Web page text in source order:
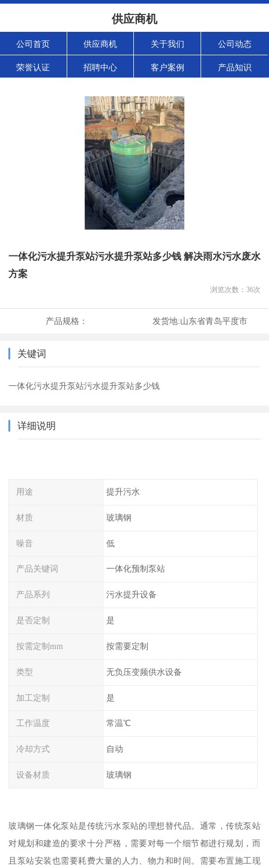
供应商机
公司首页 供应商机 关于我们 公司动态
荣誉认证 招聘中心 客户案例 产品知识
一体化污水提升泵站污水提升泵站多少钱 解决雨水污水废水
方案
浏览次数： 36次
产品规格： 发货地:山东省青岛平度市
关键词
一体化污水提升泵站污水提升泵站多少钱
详细说明
用途 提升污水
材质 玻璃钢
噪音 低
产品关键词 一体化预制泵站
产品系列 污水提升设备
是否定制 是
按需定制mm 按需要定制
类型 无负压变频供水设备
加工定制 是
工作温度 常温℃
冷却方式 自动
设备材质 玻璃钢
玻璃钢一体化泵站是传统污水泵站的理想替代品。通常，传统泵站
对规划和建造的要求十分严格，需要对每一个细节都进行规划，而
且泵站安装也需要耗费大量的人力、物力和时间。需要布置施工现